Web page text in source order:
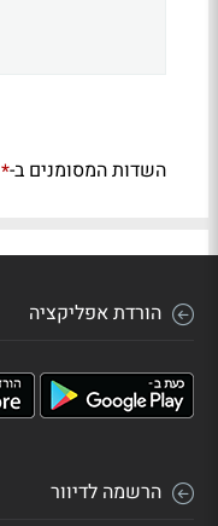
השדות המסומנים ב-*
הורדת אפליקציה
הרשמה לדיוור